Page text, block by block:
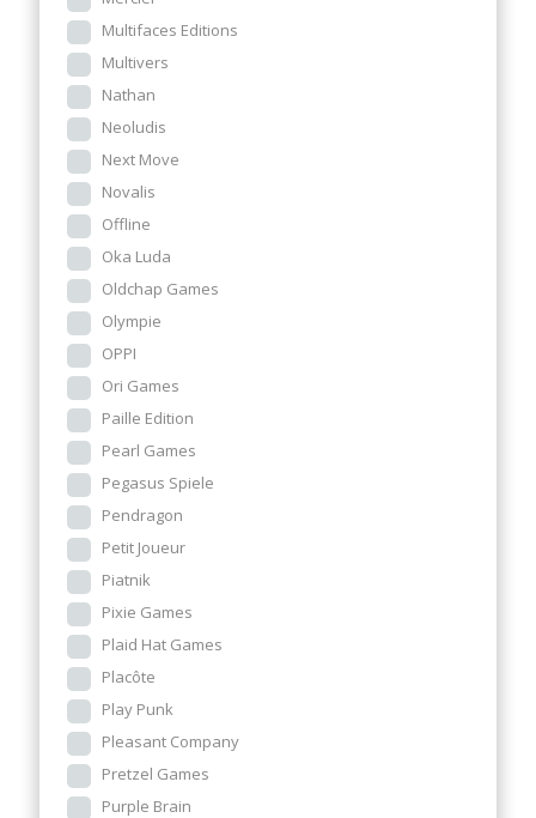
Multifaces Editions
Multivers
Nathan
Neoludis
Next Move
Novalis
Offline
Oka Luda
Oldchap Games
Olympie
OPPI
Ori Games
Paille Edition
Pearl Games
Pegasus Spiele
Pendragon
Petit Joueur
Piatnik
Pixie Games
Plaid Hat Games
Placôte
Play Punk
Pleasant Company
Pretzel Games
Purple Brain